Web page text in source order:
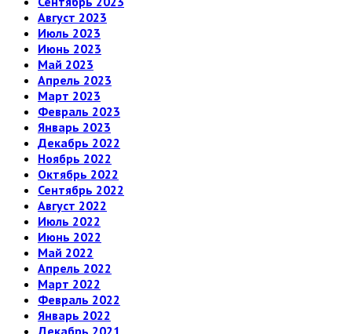
Август 2023
Июль 2023
Июнь 2023
Май 2023
Апрель 2023
Март 2023
Февраль 2023
Январь 2023
Декабрь 2022
Ноябрь 2022
Октябрь 2022
Сентябрь 2022
Август 2022
Июль 2022
Июнь 2022
Май 2022
Апрель 2022
Март 2022
Февраль 2022
Январь 2022
Декабрь 2021